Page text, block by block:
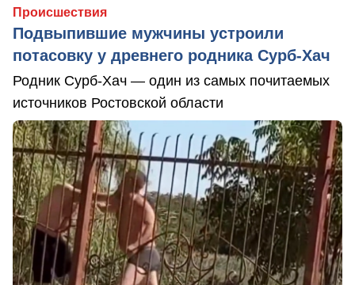
Происшествия
Подвыпившие мужчины устроили
потасовку у древнего родника Сурб-Хач
Родник Сурб-Хач — один из самых почитаемых
источников Ростовской области